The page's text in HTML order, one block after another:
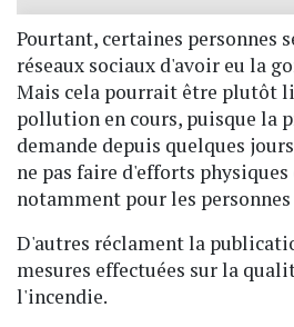
Pourtant, certaines personnes
réseaux sociaux d'avoir eu la
Mais cela pourrait être plutôt
pollution en cours, puisque la
demande depuis quelques
ne pas faire d'efforts
notamment pour les
D'autres réclament la
mesures effectuées sur la
l'incendie.